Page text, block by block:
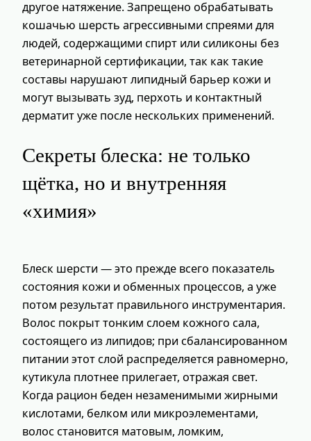
другое натяжение. Запрещено обрабатывать
кошачью шерсть агрессивными спреями для
людей, содержащими спирт или силиконы без
ветеринарной сертификации, так как такие
составы нарушают липидный барьер кожи и
могут вызывать зуд, перхоть и контактный
дерматит уже после нескольких применений.
Секреты блеска: не только
щётка, но и внутренняя
«химия»
Блеск шерсти — это прежде всего показатель
состояния кожи и обменных процессов, а уже
потом результат правильного инструментария.
Волос покрыт тонким слоем кожного сала,
состоящего из липидов; при сбалансированном
питании этот слой распределяется равномерно,
кутикула плотнее прилегает, отражая свет.
Когда рацион беден незаменимыми жирными
кислотами, белком или микроэлементами,
волос становится матовым, ломким,